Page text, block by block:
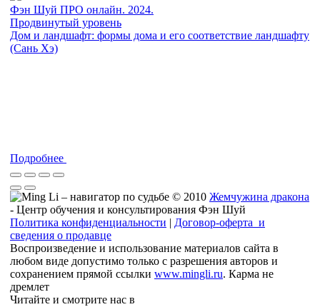
Фэн Шуй ПРО онлайн. 2024.
Продвинутый уровень
Дом и ландшафт: формы дома и его соответствие ландшафту
(Сань Хэ)
Подробнее
© 2010 Жемчужина дракона
- Центр обучения и консультирования Фэн Шуй
Политика конфиденциальности | Договор-оферта и
сведения о продавце
Воспроизведение и использование материалов сайта в
любом виде допустимо только с разрешения авторов и
сохранением прямой ссылки www.mingli.ru. Карма не
дремлет
Читайте и смотрите нас в